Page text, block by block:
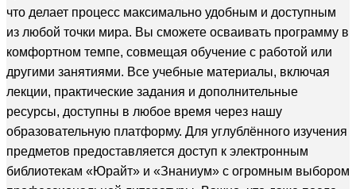
что делает процесс максимально удобным и доступным
из любой точки мира. Вы сможете осваивать программу в
комфортном темпе, совмещая обучение с работой или
другими занятиями. Все учебные материалы, включая
лекции, практические задания и дополнительные
ресурсы, доступны в любое время через нашу
образовательную платформу. Для углублённого изучения
предметов предоставляется доступ к электронным
библиотекам «Юрайт» и «Знаниум» с огромным выбором